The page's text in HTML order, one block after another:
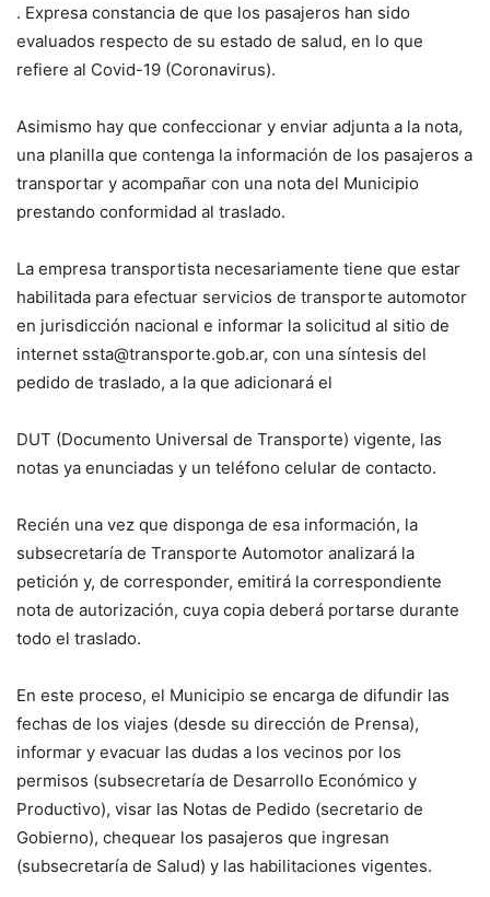
. Expresa constancia de que los pasajeros han sido
evaluados respecto de su estado de salud, en lo que
refiere al Covid-19 (Coronavirus).
Asimismo hay que confeccionar y enviar adjunta a la nota,
una planilla que contenga la información de los pasajeros a
transportar y acompañar con una nota del Municipio
prestando conformidad al traslado.
La empresa transportista necesariamente tiene que estar
habilitada para efectuar servicios de transporte automotor
en jurisdicción nacional e informar la solicitud al sitio de
internet ssta@transporte.gob.ar, con una síntesis del
pedido de traslado, a la que adicionará el
DUT (Documento Universal de Transporte) vigente, las
notas ya enunciadas y un teléfono celular de contacto.
Recién una vez que disponga de esa información, la
subsecretaría de Transporte Automotor analizará la
petición y, de corresponder, emitirá la correspondiente
nota de autorización, cuya copia deberá portarse durante
todo el traslado.
En este proceso, el Municipio se encarga de difundir las
fechas de los viajes (desde su dirección de Prensa),
informar y evacuar las dudas a los vecinos por los
permisos (subsecretaría de Desarrollo Económico y
Productivo), visar las Notas de Pedido (secretario de
Gobierno), chequear los pasajeros que ingresan
(subsecretaría de Salud) y las habilitaciones vigentes.